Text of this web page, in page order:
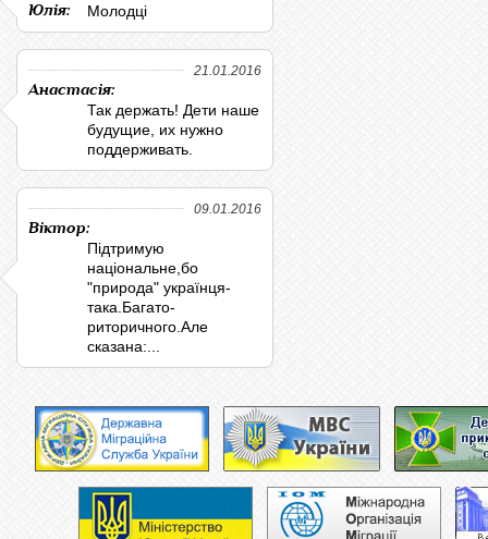
Юлія: Молодці
21.01.2016
Анастасія:
Так держать! Дети наше
будущие, их нужно
поддерживать.
09.01.2016
Віктор:
Підтримую
національне,бо
"природа" українця-
така.Багато-
риторичного.Але
сказана:...